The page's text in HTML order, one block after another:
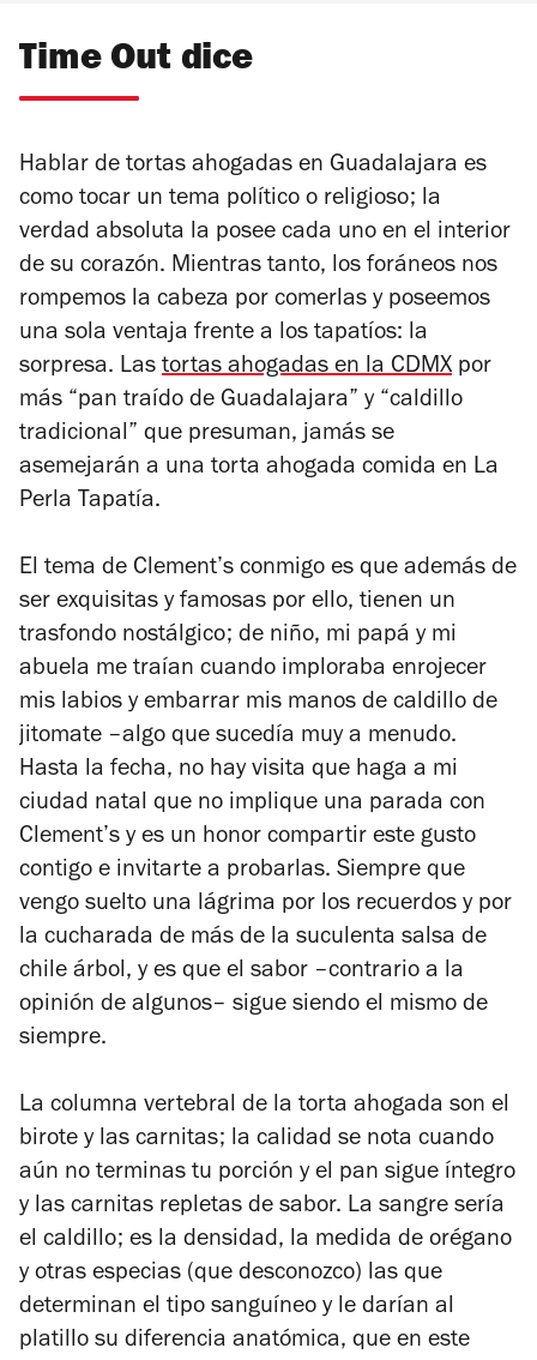
Time Out dice
Hablar de tortas ahogadas en Guadalajara es
como tocar un tema político o religioso; la
verdad absoluta la posee cada uno en el interior
de su corazón. Mientras tanto, los foráneos nos
rompemos la cabeza por comerlas y poseemos
una sola ventaja frente a los tapatíos: la
sorpresa. Las tortas ahogadas en la CDMX por
más “pan traído de Guadalajara” y “caldillo
tradicional” que presuman, jamás se
asemejarán a una torta ahogada comida en La
Perla Tapatía.
El tema de Clement’s conmigo es que además de
ser exquisitas y famosas por ello, tienen un
trasfondo nostálgico; de niño, mi papá y mi
abuela me traían cuando imploraba enrojecer
mis labios y embarrar mis manos de caldillo de
jitomate –algo que sucedía muy a menudo.
Hasta la fecha, no hay visita que haga a mi
ciudad natal que no implique una parada con
Clement’s y es un honor compartir este gusto
contigo e invitarte a probarlas. Siempre que
vengo suelto una lágrima por los recuerdos y por
la cucharada de más de la suculenta salsa de
chile árbol, y es que el sabor –contrario a la
opinión de algunos– sigue siendo el mismo de
siempre.
La columna vertebral de la torta ahogada son el
birote y las carnitas; la calidad se nota cuando
aún no terminas tu porción y el pan sigue íntegro
y las carnitas repletas de sabor. La sangre sería
el caldillo; es la densidad, la medida de orégano
y otras especias (que desconozco) las que
determinan el tipo sanguíneo y le darían al
platillo su diferencia anatómica, que en este